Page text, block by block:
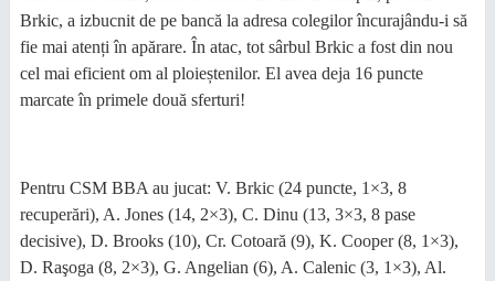
Brkic, a izbucnit de pe bancă la adresa colegilor încurajându-i să
fie mai atenți în apărare. În atac, tot sârbul Brkic a fost din nou
cel mai eficient om al ploieștenilor. El avea deja 16 puncte
marcate în primele două sferturi!
Pentru CSM BBA au jucat: V. Brkic (24 puncte, 1×3, 8
recuperări), A. Jones (14, 2×3), C. Dinu (13, 3×3, 8 pase
decisive), D. Brooks (10), Cr. Cotoară (9), K. Cooper (8, 1×3),
D. Raşoga (8, 2×3), G. Angelian (6), A. Calenic (3, 1×3), Al.